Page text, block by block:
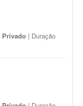
Privado | Duração